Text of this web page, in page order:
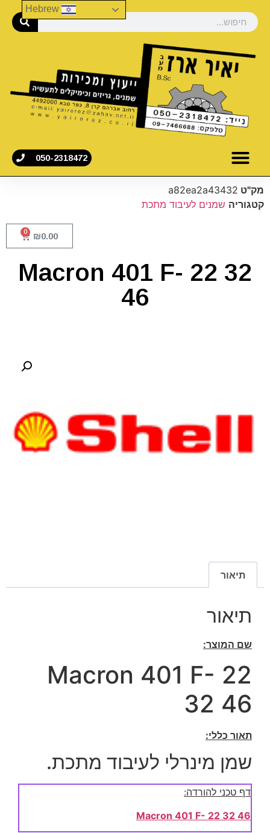
050-2318472
מק"ט a82ea2a43432
קטגוריה שמנים לעיבוד מתכת
₪0.00
0
Macron 401 F- 22 32
46
תיאור
תיאור
שם המוצר:
Macron 401 F- 22
32 46
תאור כללי:
שמן מינרלי לעיבוד מתכת.
דף טכני להורדה:
Macron 401 F- 22 32 46
Hebrew